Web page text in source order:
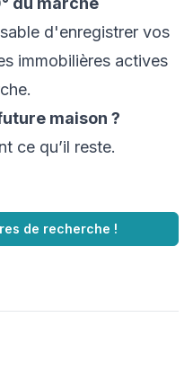
d'enregistrer vos
immobilières actives
maison ?
ce qu’il reste.
de recherche !